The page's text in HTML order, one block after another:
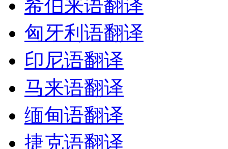
希伯来语翻译
匈牙利语翻译
印尼语翻译
马来语翻译
缅甸语翻译
捷克语翻译